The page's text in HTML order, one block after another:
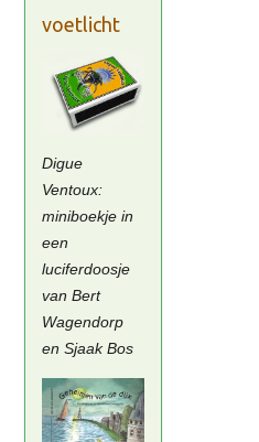
voetlicht
Digue
Ventoux:
miniboekje in
een
luciferdoosje
van Bert
Wagendorp
en Sjaak Bos